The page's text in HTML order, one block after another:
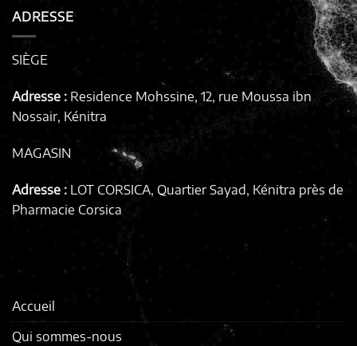
ADRESSE
SIÈGE
Adresse : Residence Mohssine, 12, rue Moussa ibn
Nossair, Kénitra
MAGASIN
Adresse : LOT CORSICA, Quartier Sayad, Kénitra près de
Pharmacie Corsica
Accueil
Qui sommes-nous